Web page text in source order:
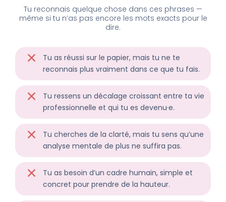
Tu reconnais quelque chose dans ces phrases —
même si tu n’as pas encore les mots exacts pour le
dire.
Tu as réussi sur le papier, mais tu ne te
reconnais plus vraiment dans ce que tu fais.
Tu ressens un décalage croissant entre ta vie
professionnelle et qui tu es devenu·e.
Tu cherches de la clarté, mais tu sens qu’une
analyse mentale de plus ne suffira pas.
Tu as besoin d’un cadre humain, simple et
concret pour prendre de la hauteur.